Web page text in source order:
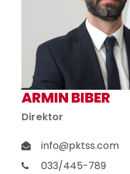
ARMIN BIBER
Direktor
info@pktss.com
033/445-789